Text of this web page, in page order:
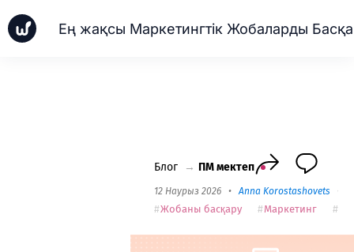
Блог → ПМ мектеп
12 Наурыз 2026 •Anna Korostashovets •
Жобаны басқару Маркетинг